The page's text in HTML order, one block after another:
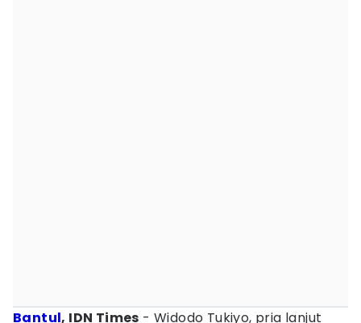
Bantul, IDN Times - Widodo Tukiyo, pria lanjut